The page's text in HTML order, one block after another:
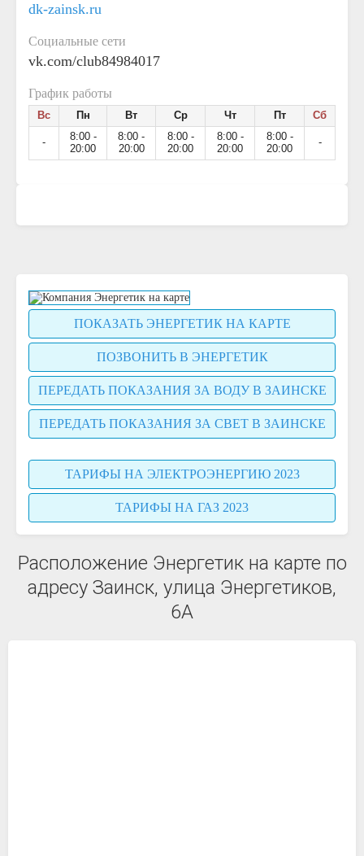
dk-zainsk.ru
Социальные сети
vk.com/club84984017
График работы
Вс Пн Вт Ср Чт Пт Сб
-
8:00 -
20:00
8:00 -
20:00
8:00 -
20:00
8:00 -
20:00
8:00 -
20:00
-
ПОКАЗАТЬ ЭНЕРГЕТИК НА КАРТЕ
ПОЗВОНИТЬ В ЭНЕРГЕТИК
ПЕРЕДАТЬ ПОКАЗАНИЯ ЗА ВОДУ В ЗАИНСКЕ
ПЕРЕДАТЬ ПОКАЗАНИЯ ЗА СВЕТ В ЗАИНСКЕ
ТАРИФЫ НА ЭЛЕКТРОЭНЕРГИЮ 2023
ТАРИФЫ НА ГАЗ 2023
Расположение Энергетик на карте по
адресу Заинск, улица Энергетиков,
6А